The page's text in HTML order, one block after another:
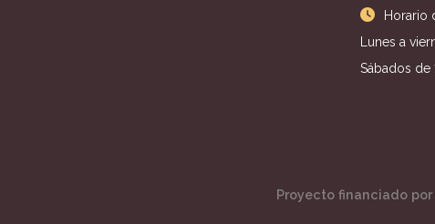
Horario
Lunes a
Sábados de
Proyecto financiado